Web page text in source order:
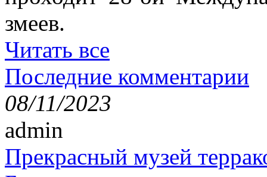
змеев.
Читать все
Последние комментарии
08/11/2023
admin
Прекрасный музей